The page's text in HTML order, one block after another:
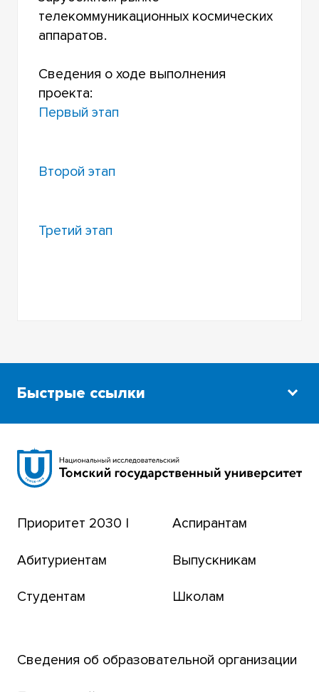
телекоммуникационных космических
аппаратов.
Сведения о ходе выполнения
проекта:
Первый этап
Второй этап
Третий этап
Быстрые ссылки
Сибирский ботанический сад
Томский региональный центр коллективного
Транссибирский научный путь
Парк социогуманитарных технологий ТГУ
Приоритет 2030 |
Абитуриентам
Студентам
Аспирантам
Выпускникам
Школам
Сведения об образовательной организации